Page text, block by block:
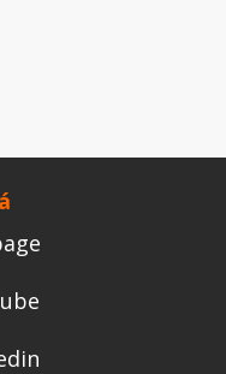
Chín 2024
Tư 2024
Ba 2024